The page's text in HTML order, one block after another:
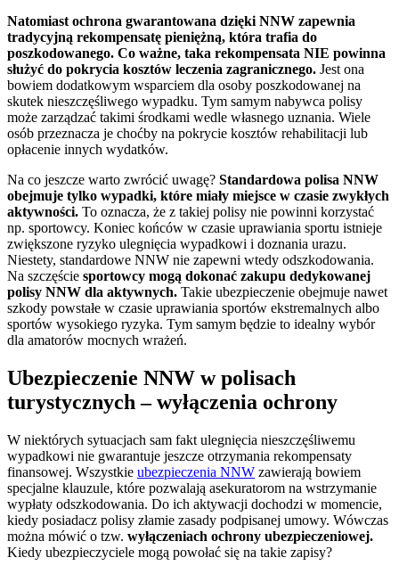
Natomiast ochrona gwarantowana dzięki NNW zapewnia
tradycyjną rekompensatę pieniężną, która trafia do
poszkodowanego. Co ważne, taka rekompensata NIE powinna
służyć do pokrycia kosztów leczenia zagranicznego. Jest ona
bowiem dodatkowym wsparciem dla osoby poszkodowanej na
skutek nieszczęśliwego wypadku. Tym samym nabywca polisy
może zarządzać takimi środkami wedle własnego uznania. Wiele
osób przeznacza je choćby na pokrycie kosztów rehabilitacji lub
opłacenie innych wydatków.
Na co jeszcze warto zwrócić uwagę? Standardowa polisa NNW
obejmuje tylko wypadki, które miały miejsce w czasie zwykłych
aktywności. To oznacza, że z takiej polisy nie powinni korzystać
np. sportowcy. Koniec końców w czasie uprawiania sportu istnieje
zwiększone ryzyko ulegnięcia wypadkowi i doznania urazu.
Niestety, standardowe NNW nie zapewni wtedy odszkodowania.
Na szczęście sportowcy mogą dokonać zakupu dedykowanej
polisy NNW dla aktywnych. Takie ubezpieczenie obejmuje nawet
szkody powstałe w czasie uprawiania sportów ekstremalnych albo
sportów wysokiego ryzyka. Tym samym będzie to idealny wybór
dla amatorów mocnych wrażeń.
Ubezpieczenie NNW w polisach
turystycznych – wyłączenia ochrony
W niektórych sytuacjach sam fakt ulegnięcia nieszczęśliwemu
wypadkowi nie gwarantuje jeszcze otrzymania rekompensaty
finansowej. Wszystkie ubezpieczenia NNW zawierają bowiem
specjalne klauzule, które pozwalają asekuratorom na wstrzymanie
wypłaty odszkodowania. Do ich aktywacji dochodzi w momencie,
kiedy posiadacz polisy złamie zasady podpisanej umowy. Wówczas
można mówić o tzw. wyłączeniach ochrony ubezpieczeniowej.
Kiedy ubezpieczyciele mogą powołać się na takie zapisy?